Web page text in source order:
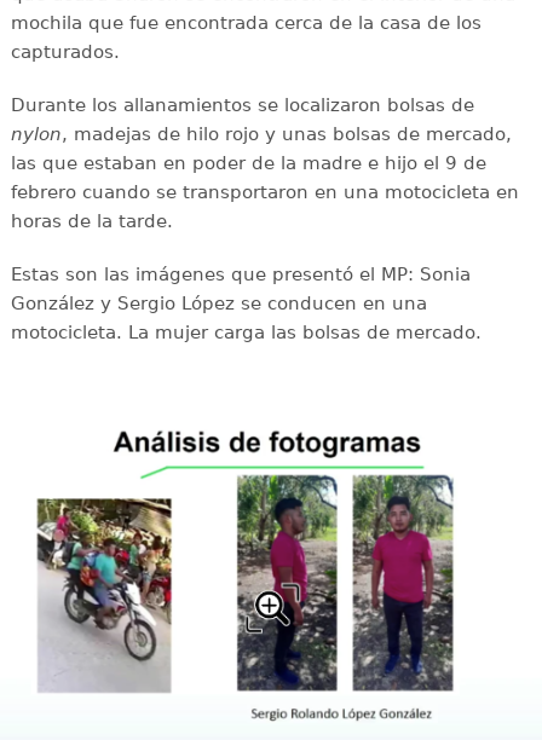
mochila que fue encontrada cerca de la casa de los
capturados.
Durante los allanamientos se localizaron bolsas de
nylon, madejas de hilo rojo y unas bolsas de mercado,
las que estaban en poder de la madre e hijo el 9 de
febrero cuando se transportaron en una motocicleta en
horas de la tarde.
Estas son las imágenes que presentó el MP: Sonia
González y Sergio López se conducen en una
motocicleta. La mujer carga las bolsas de mercado.